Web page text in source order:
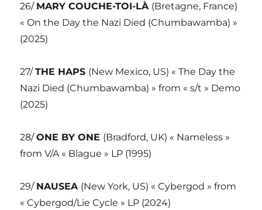
26/ MARY COUCHE-TOI-LÀ (Bretagne, France)
« On the Day the Nazi Died (Chumbawamba) »
(2025)
27/THE HAPS (New Mexico, US) « The Day the
Nazi Died (Chumbawamba) » from « s/t » Demo
(2025)
28/ONE BY ONE (Bradford, UK) « Nameless »
from V/A « Blague » LP (1995)
29/ NAUSEA (New York, US) « Cybergod » from
« Cybergod/Lie Cycle » LP (2024)